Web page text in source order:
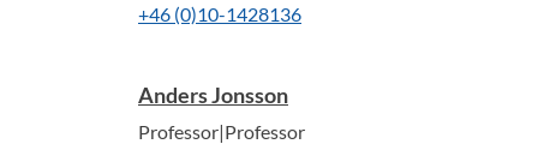
+46 (0)10-1428136
Anders Jonsson
Professor|Professor